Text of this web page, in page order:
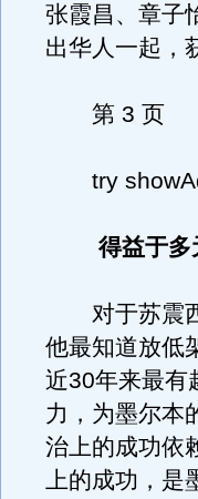
张霞昌、章子
出华人一起，
第 3 页
try
得益于多
对于苏震西
他最知道放低
近30年来最有
力，为墨尔本
治上的成功依
上的成功，是